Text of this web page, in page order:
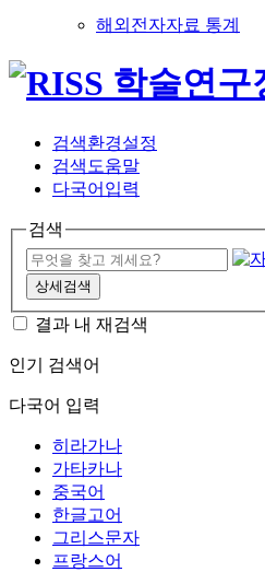
해외전자자료 통계
검색환경설정
검색도움말
다국어입력
검색
상세검색
결과 내 재검색
인기 검색어
다국어 입력
히라가나
가타카나
중국어
한글고어
그리스문자
프랑스어